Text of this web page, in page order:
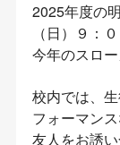
2025年度の
（日）９：
今年のスロ
校内では、
フォーマン
友人をお誘